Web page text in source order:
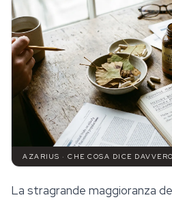
AZARIUS · CHE COSA DICE
La stragrande maggioranza